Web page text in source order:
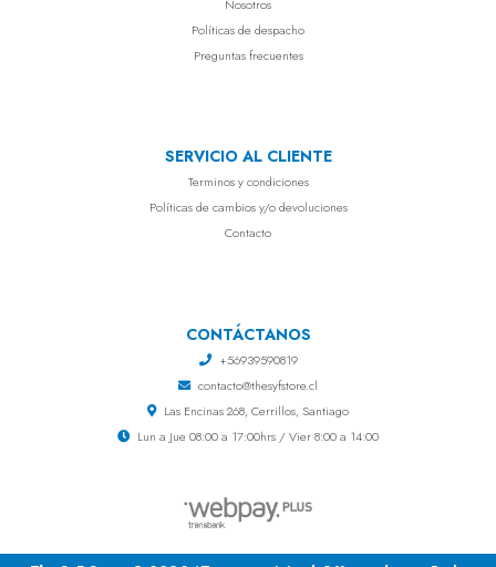
Nosotros
Políticas de despacho
Preguntas frecuentes
SERVICIO AL CLIENTE
Terminos y condiciones
Políticas de cambios y/o devoluciones
Contacto
CONTÁCTANOS
+56939590819
contacto@thesyfstore.cl
Las Encinas 268, Cerrillos, Santiago
Lun a Jue 08:00 a 17:00hrs / Vier 8:00 a 14:00